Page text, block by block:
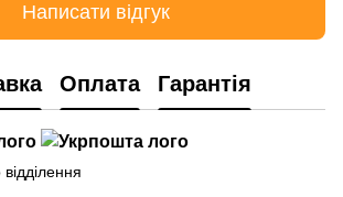
Написати відгук
Оплата Гарантія